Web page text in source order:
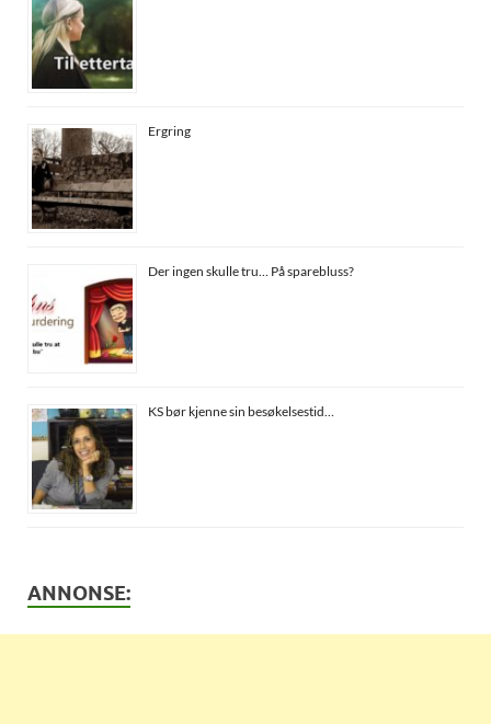
Ergring
Der ingen skulle tru… På sparebluss?
KS bør kjenne sin besøkelsestid…
ANNONSE: